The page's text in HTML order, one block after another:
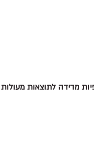
מדידה לתוצאות מעולות